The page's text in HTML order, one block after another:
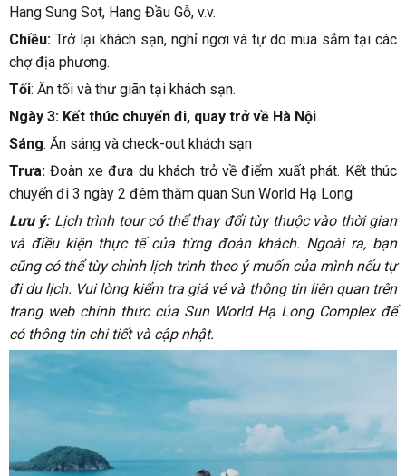
Hang Sung Sot, Hang Đầu Gỗ, v.v.
Chiều:Trở lại khách sạn, nghỉ ngơi và tự do mua sắm tại các
chợ địa phương.
Tối: Ăn tối và thư giãn tại khách sạn.
Ngày 3: Kết thúc chuyến đi, quay trở về Hà Nội
Sáng: Ăn sáng và check-out khách sạn
Trưa:Đoàn xe đưa du khách trở về điểm xuất phát. Kết thúc
chuyến đi 3 ngày 2 đêm thăm quan Sun World Hạ Long
Lưu ý:Lịch trình tour có thể thay đổi tùy thuộc vào thời gian
và điều kiện thực tế của từng đoàn khách. Ngoài ra, bạn
cũng có thể tùy chỉnh lịch trình theo ý muốn của mình nếu tự
đi du lịch. Vui lòng kiểm tra giá vé và thông tin liên quan trên
trang web chính thức của Sun World Hạ Long Complex để
có thông tin chi tiết và cập nhật.